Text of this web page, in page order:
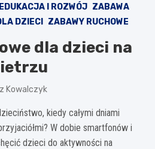
EDUKACJA I ROZWÓJ ZABAWA
DZIECI
ZABAWY RUCHOWE
dla dzieci na
Kowalczyk
kiedy całymi dniami
W dobie smartfonów i
dzieci do aktywności na